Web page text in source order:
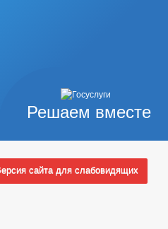
Решаем вместе
сайта для слабовидящих